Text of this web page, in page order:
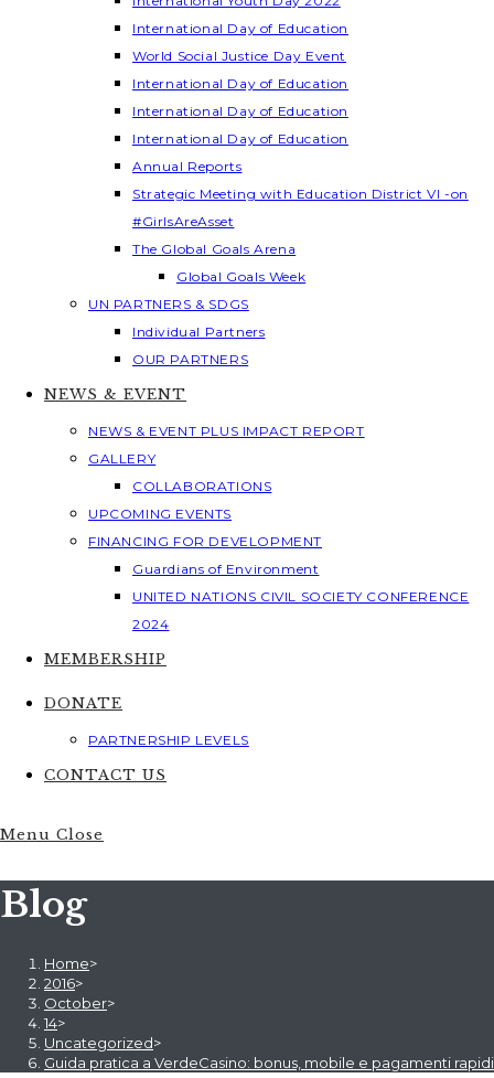
International Day of Education
World Social Justice Day Event
International Day of Education
International Day of Education
International Day of Education
Annual Reports
Strategic Meeting with Education District VI -on
#GirlsAreAsset
The Global Goals Arena
Global Goals Week
UN PARTNERS & SDGS
Individual Partners
OUR PARTNERS
NEWS & EVENT
NEWS & EVENT PLUS IMPACT REPORT
GALLERY
COLLABORATIONS
UPCOMING EVENTS
FINANCING FOR DEVELOPMENT
Guardians of Environment
UNITED NATIONS CIVIL SOCIETY CONFERENCE
2024
MEMBERSHIP
DONATE
PARTNERSHIP LEVELS
CONTACT US
Menu Close
Blog
Home>
2016>
October>
14>
Uncategorized>
Guida pratica a VerdeCasino: bonus, mobile e pagamenti rapidi